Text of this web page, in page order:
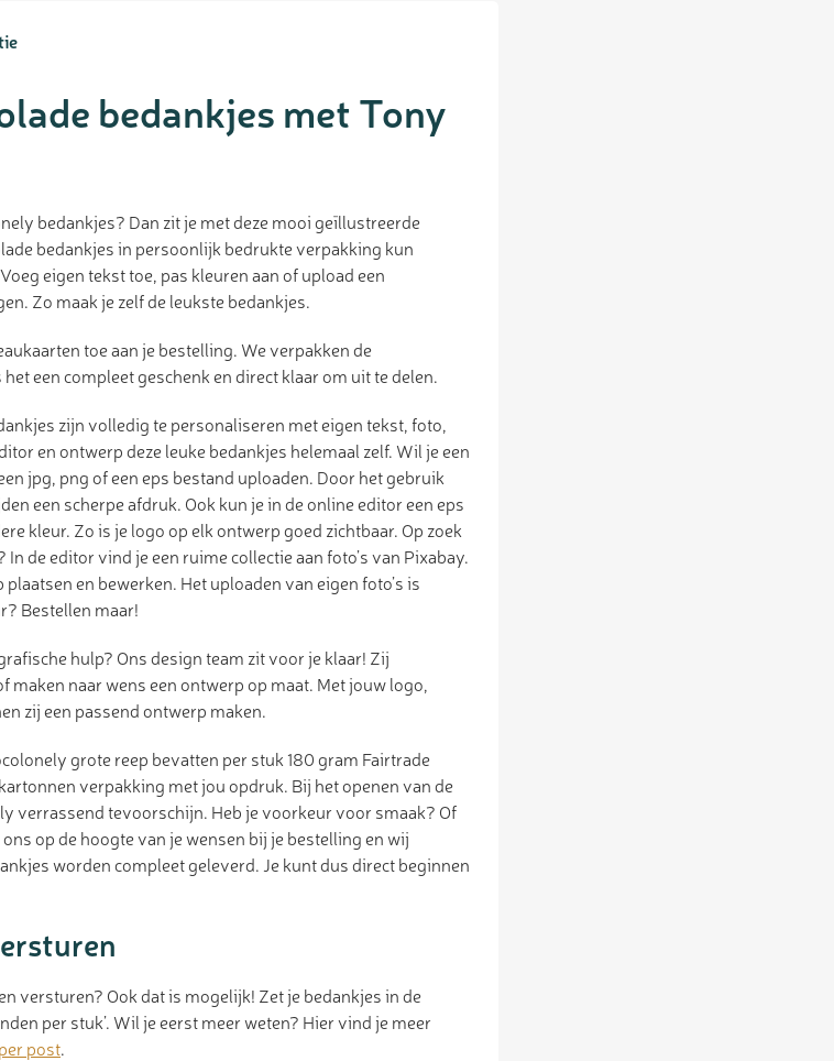
bedankjes met Tony
bedankjes? Dan zit je met deze mooi geïllustreerde
bedankjes in persoonlijk bedrukte verpakking kun
eigen tekst toe, pas kleuren aan of upload een
Zo maak je zelf de leukste bedankjes.
toe aan je bestelling. We verpakken de
een compleet geschenk en direct klaar om uit te delen.
zijn volledig te personaliseren met eigen tekst, foto,
en ontwerp deze leuke bedankjes helemaal zelf. Wil je een
jpg, png of een eps bestand uploaden. Door het gebruik
een scherpe afdruk. Ook kun je in de online editor een eps
kleur. Zo is je logo op elk ontwerp goed zichtbaar. Op zoek
de editor vind je een ruime collectie aan foto’s van Pixabay.
en bewerken. Het uploaden van eigen foto’s is
Bestellen maar!
hulp? Ons design team zit voor je klaar! Zij
naar wens een ontwerp op maat. Met jouw logo,
zij een passend ontwerp maken.
grote reep bevatten per stuk 180 gram Fairtrade
verpakking met jou opdruk. Bij het openen van de
verrassend tevoorschijn. Heb je voorkeur voor smaak? Of
op de hoogte van je wensen bij je bestelling en wij
worden compleet geleverd. Je kunt dus direct beginnen
versturen? Ook dat is mogelijk! Zet je bedankjes in de
per stuk’. Wil je eerst meer weten? Hier vind je meer
post.